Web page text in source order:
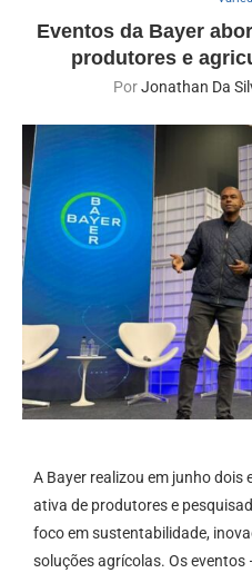
Eventos da Bayer
produtores e
PorJonathan Da
A Bayer realizou em junho
ativa de produtores e
foco em sustentabilidade,
soluções agrícolas. Os eventos